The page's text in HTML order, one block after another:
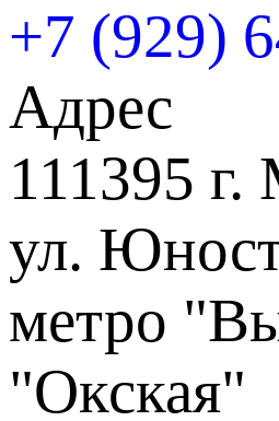
+7 (929)
Адрес
111395 г.
ул.
метро
"Окская"